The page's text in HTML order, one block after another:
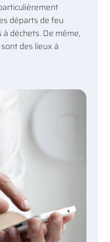
départs de feu
déchets. De même,
sont des lieux à